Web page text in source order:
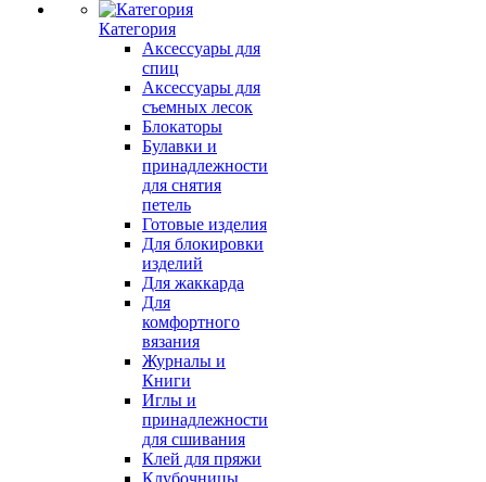
Категория
Аксессуары для
спиц
Аксессуары для
съемных лесок
Блокаторы
Булавки и
принадлежности
для снятия
петель
Готовые изделия
Для блокировки
изделий
Для жаккарда
Для
комфортного
вязания
Журналы и
Книги
Иглы и
принадлежности
для сшивания
Клей для пряжи
Клубочницы